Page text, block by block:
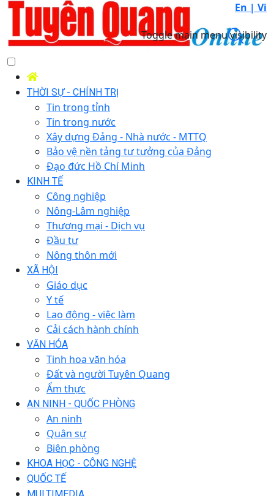
En | Vi
Toggle main menu visibility
THỜI SỰ - CHÍNH TRỊ
Tin trong tỉnh
Tin trong nước
Xây dựng Đảng - Nhà nước - MTTQ
Bảo vệ nền tảng tư tưởng của Đảng
Đạo đức Hồ Chí Minh
KINH TẾ
Công nghiệp
Nông-Lâm nghiệp
Thương mại - Dịch vụ
Đầu tư
Nông thôn mới
XÃ HỘI
Giáo dục
Y tế
Lao động - việc làm
Cải cách hành chính
VĂN HÓA
Tinh hoa văn hóa
Đất và người Tuyên Quang
Ẩm thực
AN NINH - QUỐC PHÒNG
An ninh
Quân sự
Biên phòng
KHOA HỌC - CÔNG NGHỆ
QUỐC TẾ